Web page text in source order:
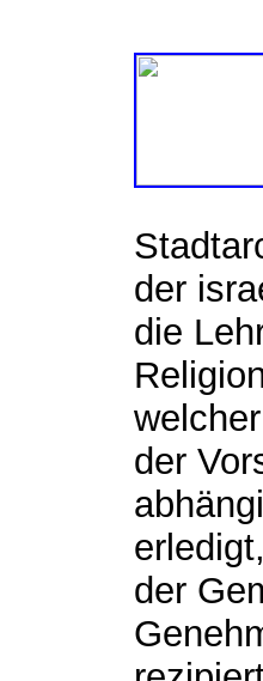
der
die
der
der